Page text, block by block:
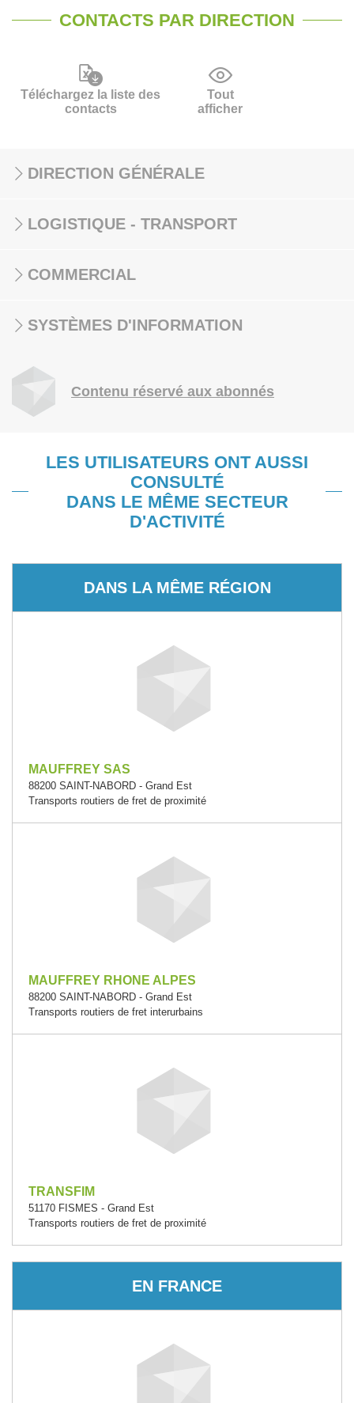
CONTACTS PAR DIRECTION
Téléchargez la liste des
contacts
Tout
afficher
DIRECTION GÉNÉRALE
LOGISTIQUE - TRANSPORT
COMMERCIAL
SYSTÈMES D'INFORMATION
Contenu réservé aux abonnés
LES UTILISATEURS ONT AUSSI
CONSULTÉ
DANS LE MÊME SECTEUR
D'ACTIVITÉ
DANS LA MÊME RÉGION
MAUFFREY SAS
88200 SAINT-NABORD - Grand Est
Transports routiers de fret de proximité
MAUFFREY RHONE ALPES
88200 SAINT-NABORD - Grand Est
Transports routiers de fret interurbains
TRANSFIM
51170 FISMES - Grand Est
Transports routiers de fret de proximité
EN FRANCE